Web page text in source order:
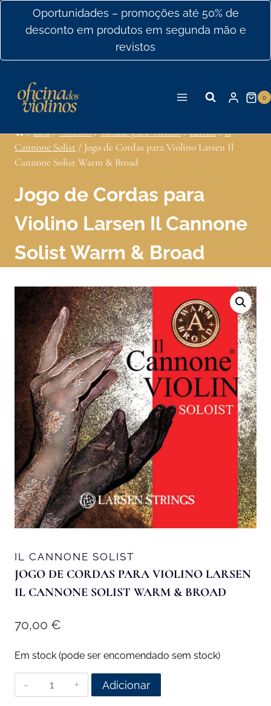
conteúdo
Oportunidades – promoções até 50% de
desconto em produtos em segunda mão e
revistos
0
/Loja/Violinos/Cordas para Violino/Larsen/Il
Cannone Solist / Jogo de Cordas para Violino Larsen Il
Cannone Solist Warm & Broad
Jogo de Cordas para
Violino Larsen Il Cannone
Solist Warm & Broad
IL CANNONE SOLIST
JOGO DE CORDAS PARA VIOLINO LARSEN
IL CANNONE SOLIST WARM & BROAD
70,00 €
Em stock (pode ser encomendado sem stock)
Quantidade
de
Adicionar